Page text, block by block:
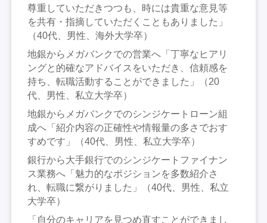
尊重していただきつつも、時には貴重な意見等
を共有・指摘していただくこともありました」
（40代、男性、海外大学卒）
地銀からメガバンクでの営業へ「丁寧なヒアリ
ングと的確なアドバイスをいただき、信頼感を
持ち、転職活動することができました」（20
代、男性、私立大学卒）
地銀からメガバンクでのシンジケートローン組
成へ「紹介内容の正確性や情報量の多さでおす
すめです」（40代、男性、私立大学卒）
銀行から大手銀行でのシンジケートファイナン
ス業務へ「魅力的なポジションを多数紹介さ
れ、転職に繋がりました」（40代、男性、私立
大学卒）
「自分のキャリアを見つめ直すことができまし